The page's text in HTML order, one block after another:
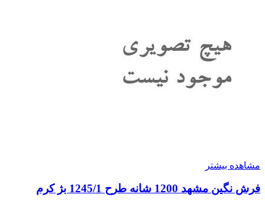
مشاهده بیشتر
فرش نگین مشهد 1200 شانه طرح 1245/1 بژ کرم